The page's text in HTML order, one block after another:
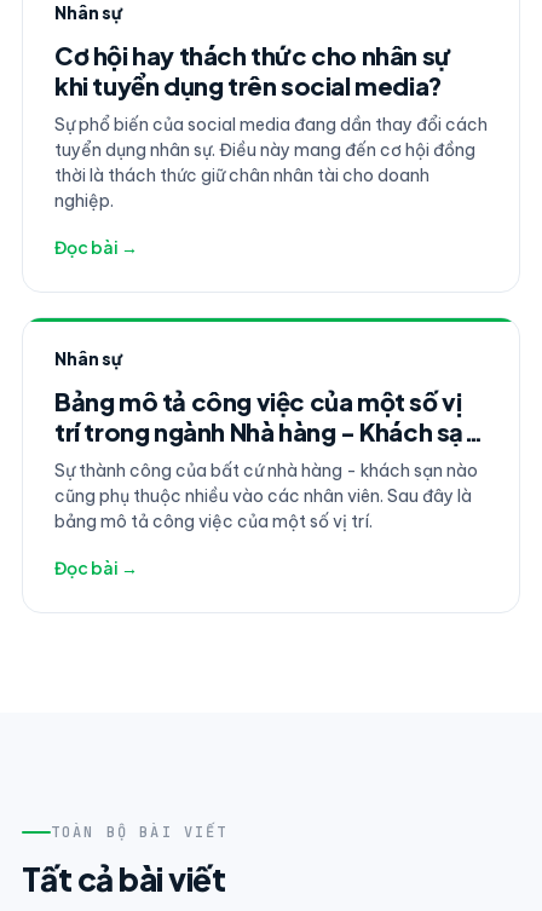
Nhân sự
Cơ hội hay thách thức cho nhân sự
khi tuyển dụng trên social media?
Sự phổ biến của social media đang dần thay đổi cách
tuyển dụng nhân sự. Điều này mang đến cơ hội đồng
thời là thách thức giữ chân nhân tài cho doanh
nghiệp.
Đọc bài →
Nhân sự
Bảng mô tả công việc của một số vị
trí trong ngành Nhà hàng - Khách sạn
(Phần 1)
Sự thành công của bất cứ nhà hàng - khách sạn nào
cũng phụ thuộc nhiều vào các nhân viên. Sau đây là
bảng mô tả công việc của một số vị trí.
Đọc bài →
TOÀN BỘ BÀI VIẾT
Tất cả bài viết